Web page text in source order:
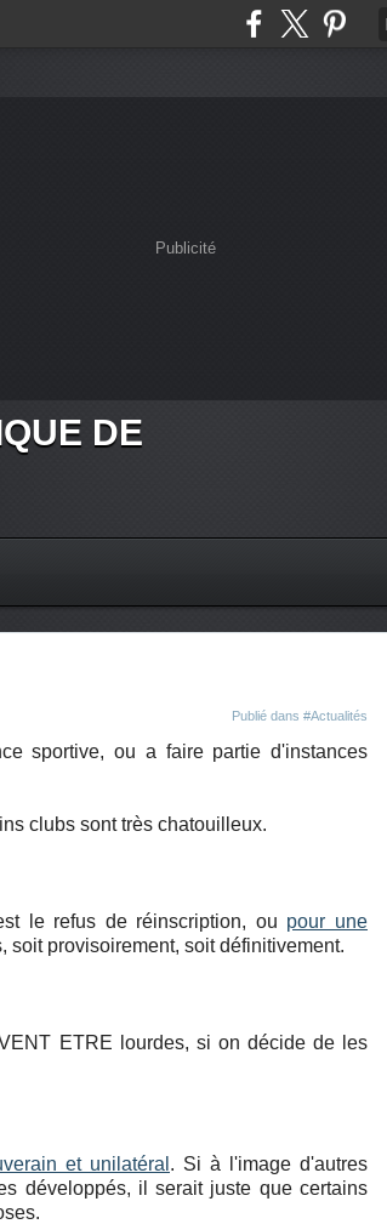
Publicité
DE
Publié dans #Actualités
sportive, ou a faire partie d'instances
clubs sont très chatouilleux.
le refus de réinscription, ou pour une
soit provisoirement, soit définitivement.
ETRE lourdes, si on décide de les
et unilatéral . Si à l'image d'autres
développés, il serait juste que certains